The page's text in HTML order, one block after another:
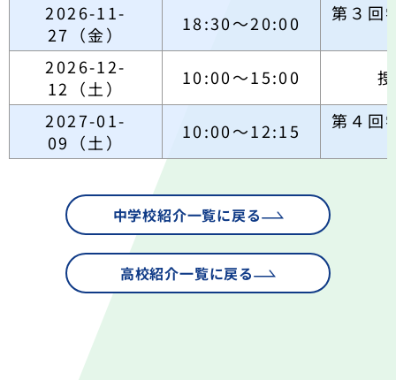
2026-11-
27（金）
18:30～20:00 第３回
2026-12-
12（土）
10:00～15:00
2027-01-
09（土）
10:00～12:15 第４回
中学校紹介一覧に戻る
高校紹介一覧に戻る